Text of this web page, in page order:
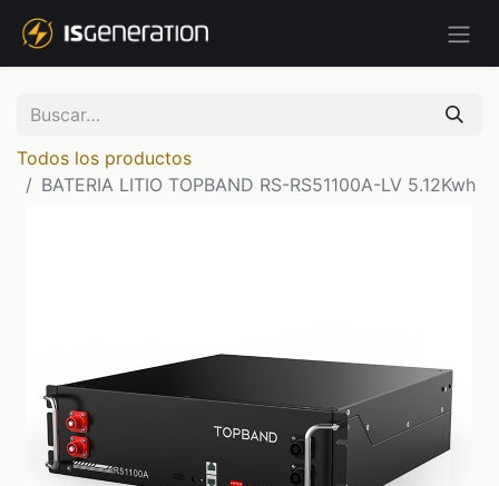
Todos los productos
BATERIA LITIO TOPBAND RS-RS51100A-LV 5.12Kwh